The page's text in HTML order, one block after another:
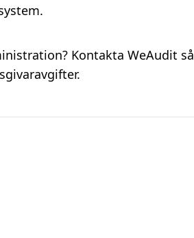
Kontakta WeAudit så